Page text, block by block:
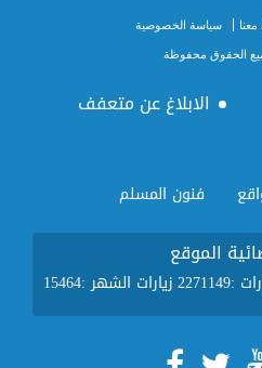
سياسة الخصوصية
الابلاغ عن متعفف
فنون المسلم
الموقع
زيارات الشهر :15464 :
2271149